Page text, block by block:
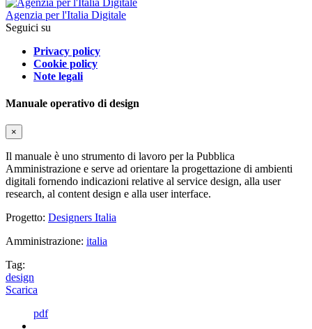
Agenzia per l'Italia Digitale
Seguici su
Privacy policy
Cookie policy
Note legali
Manuale operativo di design
×
Il manuale è uno strumento di lavoro per la Pubblica
Amministrazione e serve ad orientare la progettazione di ambienti
digitali fornendo indicazioni relative al service design, alla user
research, al content design e alla user interface.
Progetto: Designers Italia
Amministrazione: italia
Tag:
design
Scarica
pdf